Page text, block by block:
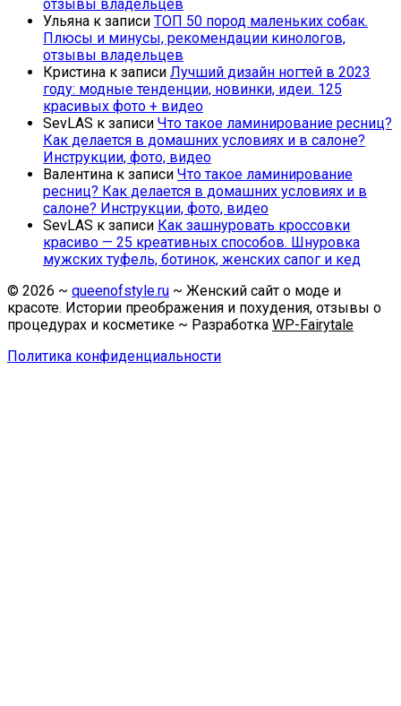
отзывы владельцев
Ульяна к записи ТОП 50 пород маленьких собак.
Плюсы и минусы, рекомендации кинологов,
отзывы владельцев
Кристина к записи Лучший дизайн ногтей в 2023
году: модные тенденции, новинки, идеи. 125
красивых фото + видео
SevLAS к записи Что такое ламинирование ресниц?
Как делается в домашних условиях и в салоне?
Инструкции, фото, видео
Валентина к записи Что такое ламинирование
ресниц? Как делается в домашних условиях и в
салоне? Инструкции, фото, видео
SevLAS к записи Как зашнуровать кроссовки
красиво — 25 креативных способов. Шнуровка
мужских туфель, ботинок, женских сапог и кед
© 2026 ~ queenofstyle.ru ~ Женский сайт о моде и
красоте. Истории преображения и похудения, отзывы о
процедурах и косметике ~ Разработка WP-Fairytale
Политика конфиденциальности